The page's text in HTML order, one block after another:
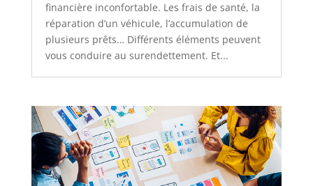
financière inconfortable. Les frais de santé, la
réparation d’un véhicule, l’accumulation de
plusieurs prêts… Différents éléments peuvent
vous conduire au surendettement. Et...